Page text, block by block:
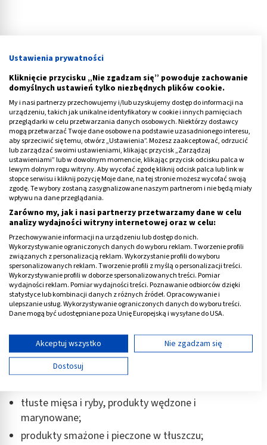
Czego nie jeść przy kamicy żółciowej?
Eliminujemy grupę pokarmów wymagających
długiego trawienia i zalegających w żołądku.Dieta ta
ogranicza także spożycie tłuszczu, do którego
trawienia niezbędna jest żółć.
Zatem czego nie wolno jeść przy chorym woreczku
żółciowym? Na liście produktów przeciwwskazanych
znajdziemy:
alkohol, kakao, kawę naturalną, herbatę mocną,
pełnotłuste mleko, kefiry, jogurty, wodę gazowaną,
napoje typu cola;
chleby żytnie, razowe, z ziarnami, pieczywo
cukiernicze z dodatkiem tłuszczu, biszkopty na
całych jajach;
tłuste wędliny, konserwy, pasztety, sery żółte,
margaryny, duże ilości masła;
tłuste zupy na wywarach mięsnych, kostnych,
grzybowych, z zasmażkami, śmietaną, ze strączków
tłuste mięsa i ryby, produkty wędzone i
marynowane;
produkty smażone i pieczone w tłuszczu;
Ustawienia prywatności
Kliknięcie przycisku „Nie zgadzam się” powoduje zachowanie
domyślnych ustawień tylko niezbędnych plików cookie.
My i nasi partnerzy przechowujemy i/lub uzyskujemy dostęp do informacji na
urządzeniu, takich jak unikalne identyfikatory w cookie i innych pamięciach
przeglądarki w celu przetwarzania danych osobowych. Niektórzy dostawcy
mogą przetwarzać Twoje dane osobowe na podstawie uzasadnionego interesu,
aby sprzeciwić się temu, otwórz „Ustawienia”. Możesz zaakceptować, odrzucić
lub zarządzać swoimi ustawieniami, klikając przycisk „Zarządzaj
ustawieniami” lub w dowolnym momencie, klikając przycisk odcisku palca w
lewym dolnym rogu witryny. Aby wycofać zgodę kliknij odcisk palca lub link w
stopce serwisu i kliknij pozycję Moje dane, na tej stronie możesz wycofać swoją
zgodę. Te wybory zostaną zasygnalizowane naszym partnerom i nie będą miały
wpływu na dane przeglądania.
Zarówno my, jak i nasi partnerzy przetwarzamy dane w celu
analizy wydajności witryny internetowej oraz w celu:
Przechowywanie informacji na urządzeniu lub dostęp do nich.
Wykorzystywanie ograniczonych danych do wyboru reklam. Tworzenie profili
związanych z personalizacją reklam. Wykorzystanie profili do wyboru
spersonalizowanych reklam. Tworzenie profili z myślą o personalizacji treści.
Wykorzystywanie profili w doborze spersonalizowanych treści. Pomiar
wydajności reklam. Pomiar wydajności treści. Poznawanie odbiorców dzięki
statystyce lub kombinacji danych z różnych źródeł. Opracowywanie i
ulepszanie usług. Wykorzystywanie ograniczonych danych do wyboru treści.
Dane mogą być udostępniane poza Unię Europejską i wysyłane do USA.
Wyświetl listę partnerów (11 dostawców IAB)
Używamy Twoich danych w następujących celach:
Cele przetwarzania IAB:
dostęp do nich
Wykorzystywanie ograniczonych danych do
wyboru reklam
Akceptuj wszystko
Nie zgadzam się
Dostosuj